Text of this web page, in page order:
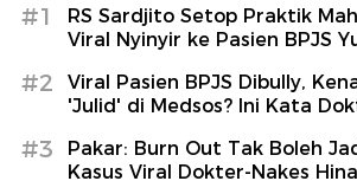
#1
RS Sardjito Setop Praktik
Viral Nyinyir ke Pasien BPJS
#2
Viral Pasien BPJS Dibully,
'Julid' di Medsos? Ini Kata
#3
Pakar: Burn Out Tak Boleh
Kasus Viral Dokter-Nakes